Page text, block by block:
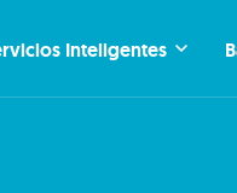
Inteligentes